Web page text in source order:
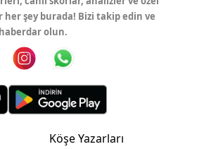
şey burada! Bizi takip edin ve
olun.
Köşe Yazarları